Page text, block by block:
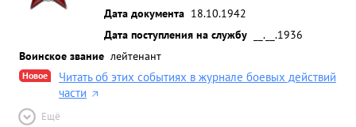
Дата документа 18.10.1942
Дата поступления на службу
__.__.1936
Воинское звание лейтенант
Новое
Читать об этих событиях в журнале боевых действий
части
Ещё